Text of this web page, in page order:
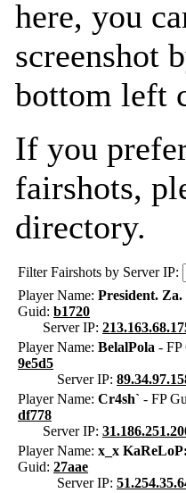
here, you
screenshot
bottom left
If you
fairshots,
directory.
Filter Fairshots by Server IP:
Player Name: President. Za.
Guid: b1720
Server IP:
Player Name: BelalPola - FP
9e5d5
Server IP:
Player Name: Cr4sh` - FP
df778
Server IP:
Player Name: x_x
Guid: 27aae
Server IP: